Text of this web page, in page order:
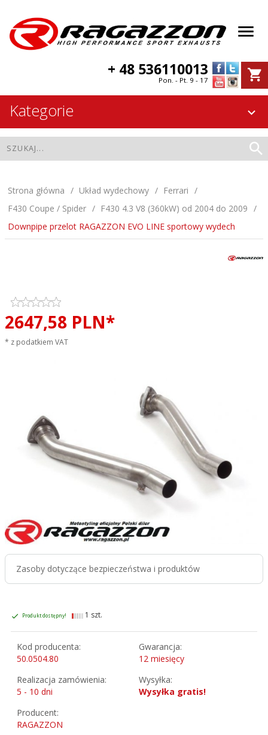
+ 48 536110013
Pon. - Pt. 9 - 17
Kategorie
Strona główna Układ wydechowy
Ferrari
F430 Coupe / Spider
F430 4.3 V8 (360kW) od 2004 do 2009
Downpipe przelot RAGAZZON EVO LINE sportowy wydech
2647,58 PLN*
* z podatkiem VAT
Zasoby dotyczące bezpieczeństwa i produktów
Produkt dostępny! 1 szt.
Kod producenta:
50.0504.80
Gwarancja:
12 miesięcy
Realizacja zamówienia:
5 - 10 dni
Wysyłka:
Wysyłka gratis!
Producent:
RAGAZZON